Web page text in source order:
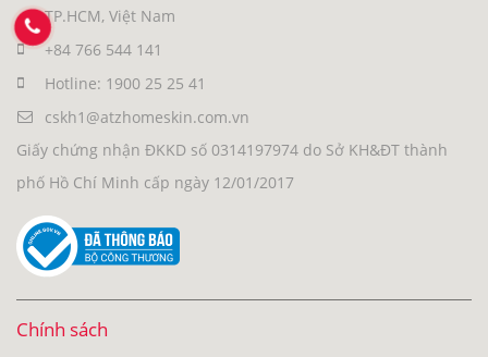
TP.HCM, Việt Nam
+84 766 544 141
Hotline: 1900 25 25 41
cskh1@atzhomeskin.com.vn
Giấy chứng nhận ĐKKD số 0314197974 do Sở KH&ĐT thành
phố Hồ Chí Minh cấp ngày 12/01/2017
Chính sách